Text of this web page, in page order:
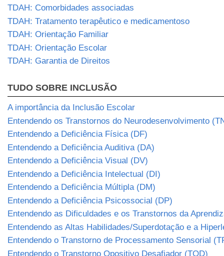
TDAH: Comorbidades associadas
TDAH: Tratamento terapêutico e medicamentoso
TDAH: Orientação Familiar
TDAH: Orientação Escolar
TDAH: Garantia de Direitos
TUDO SOBRE INCLUSÃO
A importância da Inclusão Escolar
Entendendo os Transtornos do Neurodesenvolvimento
Entendendo a Deficiência Física (DF)
Entendendo a Deficiência Auditiva (DA)
Entendendo a Deficiência Visual (DV)
Entendendo a Deficiência Intelectual (DI)
Entendendo a Deficiência Múltipla (DM)
Entendendo a Deficiência Psicossocial (DP)
Entendendo as Dificuldades e os Transtornos da
Entendendo as Altas Habilidades/Superdotação e a
Entendendo o Transtorno de Processamento Sensorial
Entendendo o Transtorno Opositivo Desafiador (TOD)